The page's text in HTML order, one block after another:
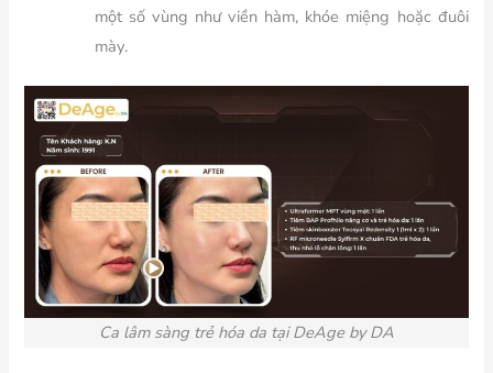
một số vùng như viền hàm, khóe miệng hoặc đuôi
mày.
Ca lâm sàng trẻ hóa da tại DeAge by DA